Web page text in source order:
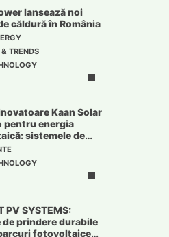
lansează noi
căldură în România
TRENDS
Kaan Solar
pentru energia
sistemele de
PV SYSTEMS:
de prindere durabile
fotovoltaice